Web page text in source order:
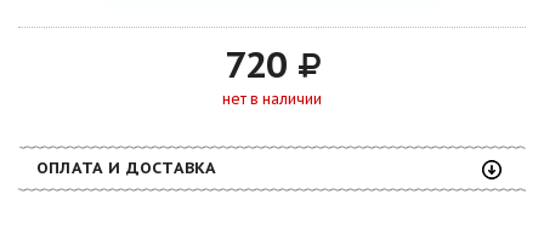
720
нет в наличии
ОПЛАТА И ДОСТАВКА